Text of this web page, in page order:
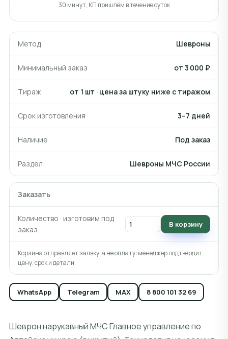
30 минут, КП пришлём в течение суток
Метод Шевроны
Минимальный заказ от 3 000 ₽
Тираж от 1 шт · цена за штуку ниже с тиражом
Срок изготовления 3–7 дней
Наличие Под заказ
Раздел Шевроны МЧС России
Заказать
Количество · изготовим под
заказ
В корзину
Корзина отправляет заявку, а не оплату: менеджер подтвердит
цену, срок и детали.
WhatsApp Telegram MAX 8 800 101 32 69
Шеврон нарукавный МЧС Главное управление по